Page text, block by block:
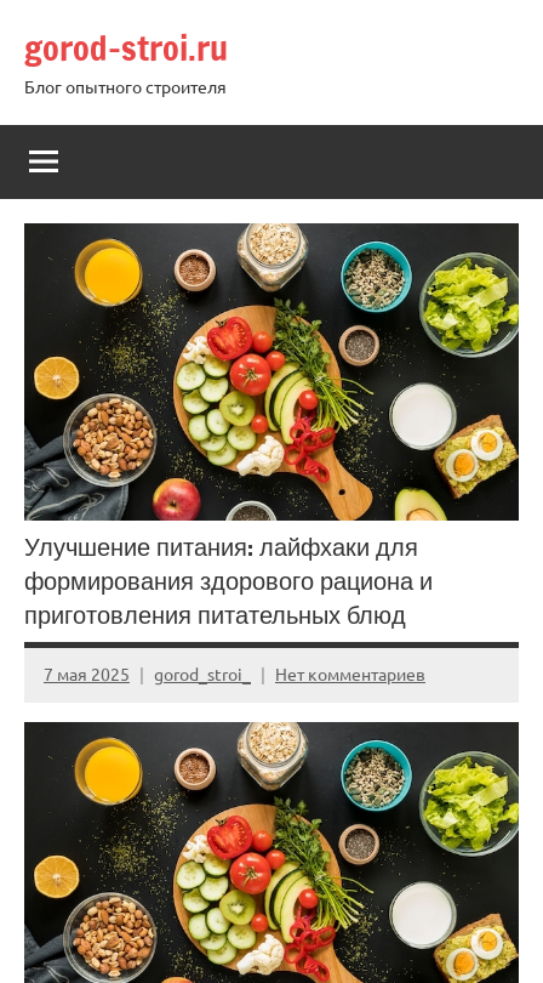
содержимому
gorod-stroi.ru
Блог опытного строителя
Улучшение питания: лайфхаки для
формирования здорового рациона и
приготовления питательных блюд
7 мая 2025 gorod_stroi_ Нет комментариев